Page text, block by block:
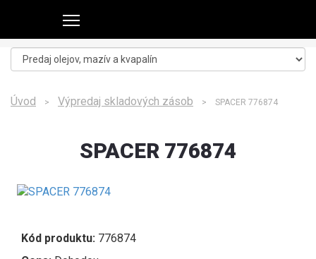
Úvod > Výpredaj skladových zásob > SPACER 776874
SPACER 776874
Kód produktu: 776874